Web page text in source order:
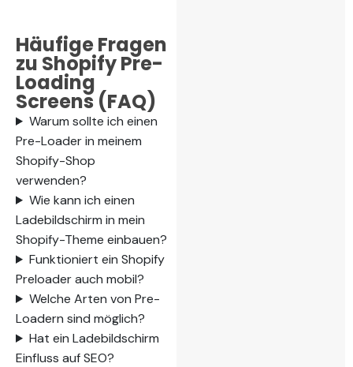
Häufige Fragen
zu Shopify Pre-
Loading
Screens (FAQ)
Warum sollte ich einen
Pre-Loader in meinem
Shopify-Shop
verwenden?
Wie kann ich einen
Ladebildschirm in mein
Shopify-Theme einbauen?
Funktioniert ein Shopify
Preloader auch mobil?
Welche Arten von Pre-
Loadern sind möglich?
Hat ein Ladebildschirm
Einfluss auf SEO?